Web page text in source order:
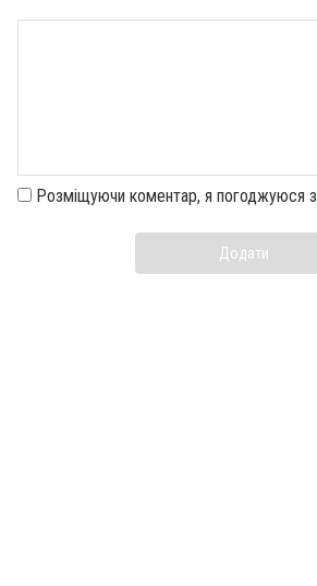
Розміщуючи коментар, я погоджуюся з
Додати